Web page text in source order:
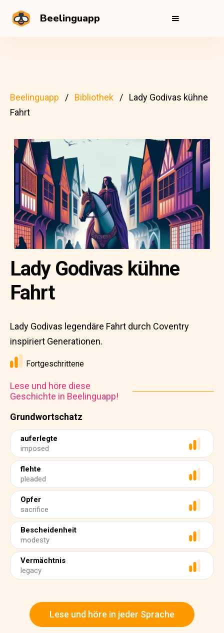
Beelinguapp
Beelinguapp Bibliothek
Lady Godivas kühne
Fahrt
Grundwortschatz
auferlegte
imposed
flehte
pleaded
Opfer
sacrifice
Bescheidenheit
modesty
Vermächtnis
legacy
Lady Godivas kühne
Fahrt
Lady Godivas legendäre Fahrt durch Coventry
inspiriert Generationen.
Fortgeschrittene
Lese und höre diese
Geschichte in Beelinguapp!
Lese und höre in jeder Sprache